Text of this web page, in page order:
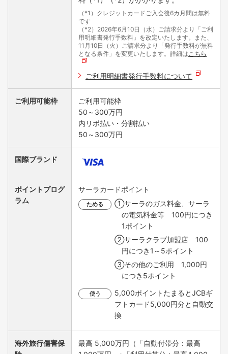
（*1）クレジットカードご入会後6カ月間は無料
です
（*2）2026年6月10日（水）ご請求分より「ご利
用明細書発行手数料」を改定いたします。また、
11月10日（火）ご請求分より「発行手数料が無料
となる条件」を変更いたします。詳細は こちら
ご利用明細書発行手数料について
ご利用可能枠
ご利用可能枠
50～300万円
内リボ払い・分割払い
50～300万円
国際ブランド
ポイントプログ
ラム
サーラカードポイント
ためる
①サーラのガス料金、サーラ
の電気料金等 100円につき
1ポイント
②サーラクラブ加盟店 100
円につき1～5ポイント
③その他のご利用 1,000円
につき5ポイント
使う
5,000ポイントたまるとJCBギ
フトカード5,000円分と自動交
換
海外旅行傷害保
最高 5,000万円（「自動付帯分：最高